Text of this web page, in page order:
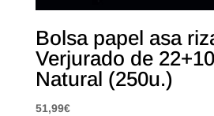
Bolsa papel asa
Verjurado de
Natural (250u.)
51,99€